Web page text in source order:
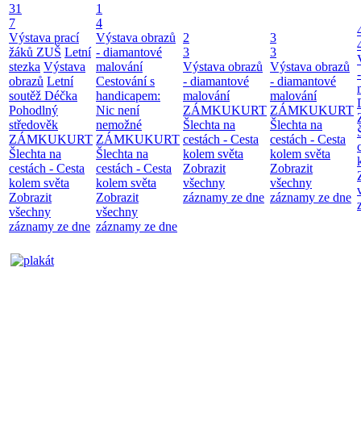
31
7
Výstava prací
žáků ZUŠ Letní
stezka Výstava
obrazů Letní
soutěž Déčka
Pohodlný
středověk
ZÁMKUKURT
Šlechta na
cestách - Cesta
kolem světa
Zobrazit
všechny
záznamy ze dne
1
4
Výstava obrazů
- diamantové
malování
Cestování s
handicapem:
Nic není
nemožné
ZÁMKUKURT
Šlechta na
cestách - Cesta
kolem světa
Zobrazit
všechny
záznamy ze dne
2
3
Výstava obrazů
- diamantové
malování
ZÁMKUKURT
Šlechta na
cestách - Cesta
kolem světa
Zobrazit
všechny
záznamy ze dne
3
3
Výstava obrazů
- diamantové
malování
ZÁMKUKURT
Šlechta na
cestách - Cesta
kolem světa
Zobrazit
všechny
záznamy ze dne